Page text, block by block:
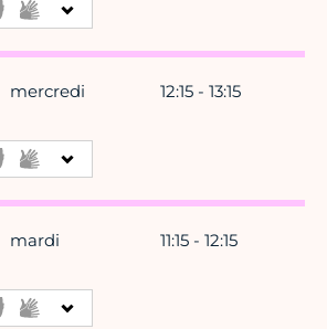
mercredi 12:15 - 13:15
mardi 11:15 - 12:15